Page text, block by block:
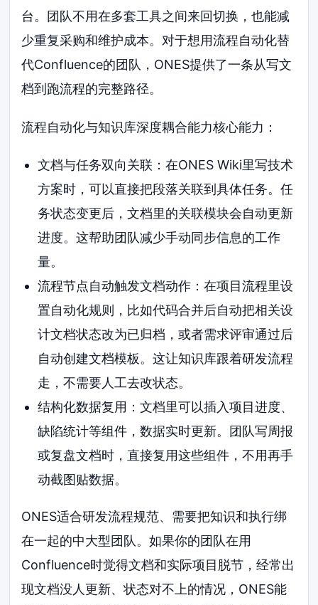
台。团队不用在多套工具之间来回切换，也能减
少重复采购和维护成本。对于想用流程自动化替
代Confluence的团队，ONES提供了一条从写文
档到跑流程的完整路径。
流程自动化与知识库深度耦合能力核心能力：
文档与任务双向关联：在ONES Wiki里写技术
方案时，可以直接把段落关联到具体任务。任
务状态变更后，文档里的关联模块会自动更新
进度。这帮助团队减少手动同步信息的工作
量。
流程节点自动触发文档动作：在项目流程里设
置自动化规则，比如代码合并后自动把相关设
计文档状态改为已归档，或者需求评审通过后
自动创建文档模板。这让知识库跟着研发流程
走，不需要人工去改状态。
结构化数据复用：文档里可以插入项目进度、
缺陷统计等组件，数据实时更新。团队写周报
或复盘文档时，直接复用这些组件，不用再手
动截图贴数据。
ONES适合研发流程规范、需要把知识和执行绑
在一起的中大型团队。如果你的团队在用
Confluence时觉得文档和实际项目脱节，经常出
现文档没人更新、状态对不上的情况，ONES能